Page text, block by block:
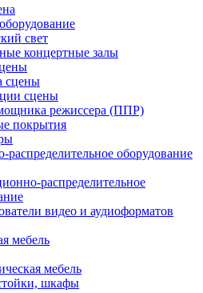
свет
концертные залы
сцены
сцены
режиссера (ППР)
покрытия
оборудование
распределительное
видео и аудиоформатов
мебель
мебель
шкафы